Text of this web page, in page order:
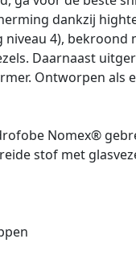
dankzij
niveau 4),
Daarnaast
Ontworpen als
Nomex®
stof met